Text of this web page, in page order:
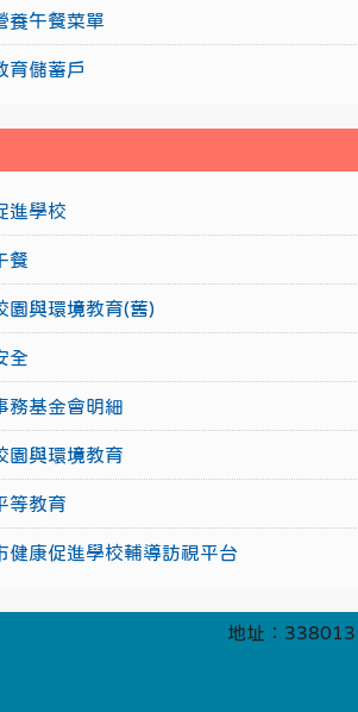
養午餐菜單
育儲蓄戶
進學校
餐
園與環境教育(舊)
全
務基金會明細
園與環境教育
等教育
健康促進學校輔導訪視平台
地址：